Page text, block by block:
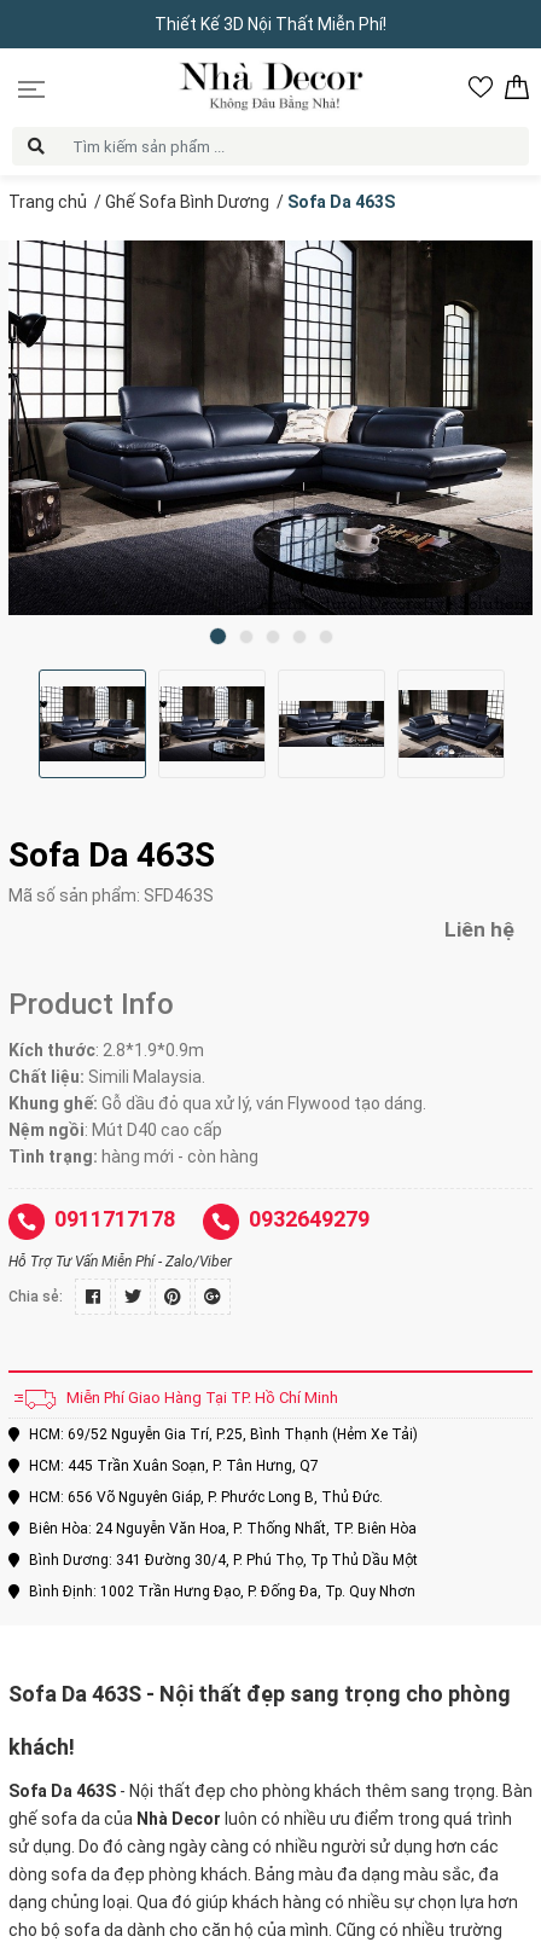
Thiết Kế 3D Nội Thất Miễn Phí!
Trang chủ /Ghế Sofa Bình Dương / Sofa Da 463S
Sofa Da 463S
Mã số sản phẩm: SFD463S
Liên hệ
Product Info
Kích thước: 2.8*1.9*0.9m
Chất liệu: Simili Malaysia.
Khung ghế: Gỗ dầu đỏ qua xử lý, ván Flywood tạo dáng.
Nệm ngồi: Mút D40 cao cấp
Tình trạng: hàng mới - còn hàng
0911717178 0932649279
Hỗ Trợ Tư Vấn Miễn Phí - Zalo/Viber
Chia sẻ:
Miễn Phí Giao Hàng Tại TP. Hồ Chí Minh
HCM: 69/52 Nguyễn Gia Trí, P.25, Bình Thạnh (Hẻm Xe Tải)
HCM: 445 Trần Xuân Soạn, P. Tân Hưng, Q7
HCM: 656 Võ Nguyên Giáp, P. Phước Long B, Thủ Đức.
Biên Hòa: 24 Nguyễn Văn Hoa, P. Thống Nhất, TP. Biên Hòa
Bình Dương: 341 Đường 30/4, P. Phú Thọ, Tp Thủ Dầu Một
Bình Định: 1002 Trần Hưng Đạo, P. Đống Đa, Tp. Quy Nhơn
Sofa Da 463S - Nội thất đẹp sang trọng cho phòng
khách!
Sofa Da 463S - Nội thất đẹp cho phòng khách thêm sang trọng. Bàn
ghế sofa da của Nhà Decor luôn có nhiều ưu điểm trong quá trình
sử dụng. Do đó càng ngày càng có nhiều người sử dụng hơn các
dòng sofa da đẹp phòng khách. Bảng màu đa dạng màu sắc, đa
dạng chủng loại. Qua đó giúp khách hàng có nhiều sự chọn lựa hơn
cho bộ sofa da dành cho căn hộ của mình. Cũng có nhiều trường